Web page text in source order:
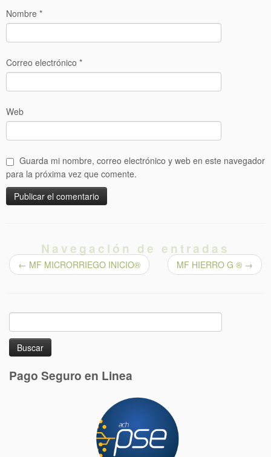
Nombre *
Correo electrónico *
Web
Guarda mi nombre, correo electrónico y web en este navegador
para la próxima vez que comente.
Navegación de entradas
← MF MICRORRIEGO INICIO® MF HIERRO G ® →
Pago Seguro en Linea